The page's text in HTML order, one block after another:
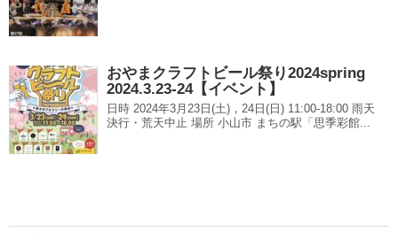
おやまクラフトビール祭り2024spring
2024.3.23-24【イベント】
日時 2024年3月23日(土)，24日(日) 11:00-18:00 雨天
決行・荒天中止 場所 小山市 まちの駅「思季彩館...